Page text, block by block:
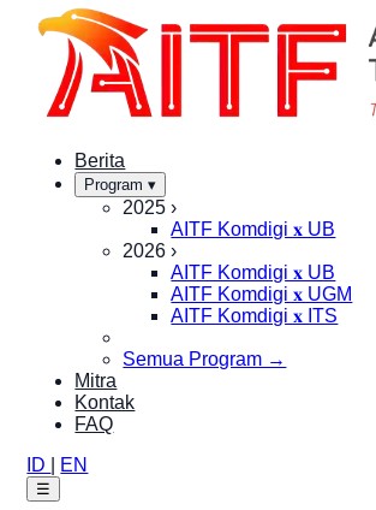
Berita
Program ▾
2025 ›
AITF Komdigi 𝐱 UB
2026 ›
AITF Komdigi 𝐱 UB
AITF Komdigi 𝐱 UGM
AITF Komdigi 𝐱 ITS
Semua Program →
Mitra
Kontak
FAQ
ID
EN
☰